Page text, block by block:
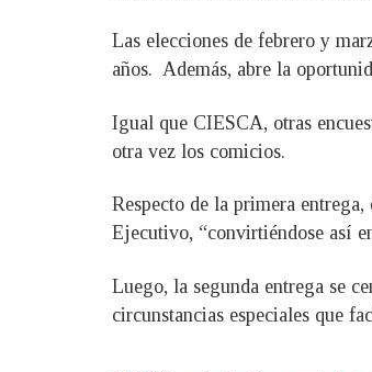
Las elecciones de febrero y
años. Además, abre la
Igual que CIESCA, otras
otra vez los comicios.
Respecto de la primera
Ejecutivo, “convirtiéndose así
Luego, la segunda entrega se
circunstancias especiales que